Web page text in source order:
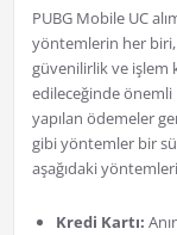
PUBG Mobile UC
yöntemlerin her biri,
güvenilirlik ve işlem
edileceğinde
yapılan ödemeler
gibi yöntemler bir
aşağıdaki
Kredi Kartı: